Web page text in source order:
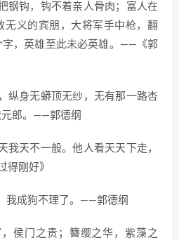
钢钩，钩不着亲人骨肉；富人在
无义的宾朋，大将军手中枪，翻
字，英雄至此未必英雄。——《郭
纵身无蟒顶无纱，无有那一路杏
元郎。——郭德纲
我天不一般。他人看天天下走，
得刚好》
我成狗不理了。——郭德纲
侯门之贵；簪缨之华，紫藻之